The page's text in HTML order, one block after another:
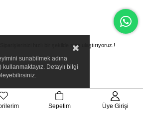
Siparişlerinizi hızlı bir şekilde size ulaştırıyoruz.!
Ödeme ve adres bilgilerinizi kaydedin, güvenli alışveriş
sunabilmek adına
Detaylı bilgi
Sepetim Üye Girişi